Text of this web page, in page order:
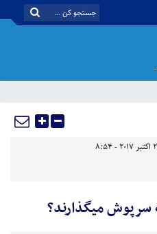
- 8:54
سرپوش میگذارند؟